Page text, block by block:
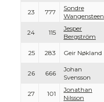
23 777
Sondre
Wangensteen
24 115
Jesper
Bergström
25 283 Geir Nøkland
26 666
Johan
Svensson
27 101
Jonathan
Nilsson